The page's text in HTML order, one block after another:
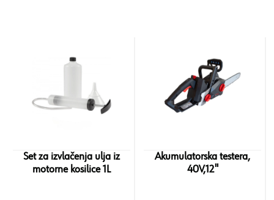
Set za izvlačenja ulja iz
motorne kosilice 1L
Akumulatorska testera,
40V,12''